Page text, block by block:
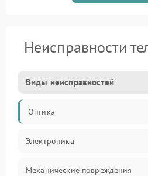
Неисправности
Виды неисправностей
Оптика
Электроника
Механические повреждения